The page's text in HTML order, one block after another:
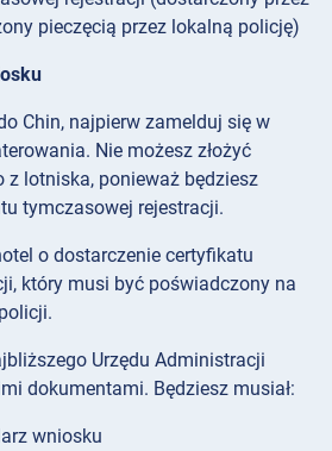
pieczęcią przez lokalną policję)
Chin, najpierw zamelduj się w
Nie możesz złożyć
z lotniska, ponieważ będziesz
tymczasowej rejestracji.
o dostarczenie certyfikatu
który musi być poświadczony na
Urzędu Administracji
dokumentami. Będziesz musiał:
wniosku